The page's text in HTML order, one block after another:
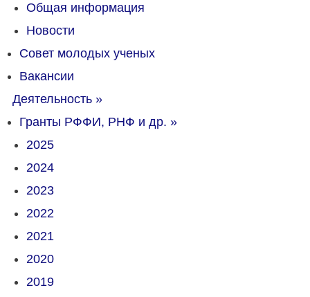
Общая информация
Новости
Совет молодых ученых
Вакансии
Деятельность »
Гранты РФФИ, РНФ и др. »
2025
2024
2023
2022
2021
2020
2019